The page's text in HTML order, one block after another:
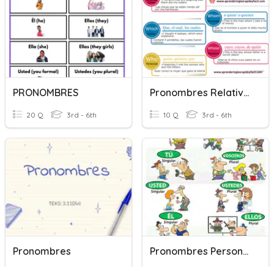
PRONOMBRES
20 Q 3rd - 6th
Pronombres Relativos
10 Q 3rd - 6th
Pronombres Pronombres Personales